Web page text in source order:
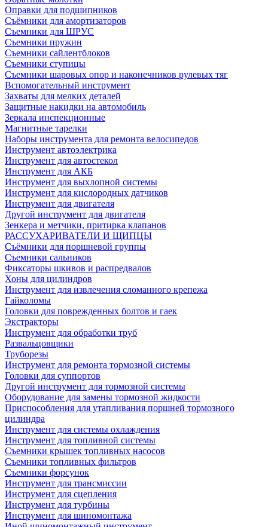
Оправки для подшипников
Съёмники для амортизаторов
Съемники для ШРУС
Съемники пружин
Съемники сайлентблоков
Съемники ступицы
Съемники шаровых опор и наконечников рулевых тяг
Вспомогательный инструмент
Захваты для мелких деталей
Защитные накидки на автомобиль
Зеркала инспекционные
Магнитные тарелки
Наборы инструмента для ремонта велосипедов
Инструмент автоэлектрика
Инструмент для автостекол
Инструмент для АКБ
Инструмент для выхлопной системы
Инструмент для кислородных датчиков
Инструмент для двигателя
Другой инструмент для двигателя
Зенкера и метчики, притирка клапанов
РАССУХАРИВАТЕЛИ И ЩИПЦЫ
Съёмники для поршневой группы
Съемники сальников
Фиксаторы шкивов и распредвалов
Хоны для цилиндров
Инструмент для извлечения сломанного крепежа
Гайколомы
Головки для поврежденных болтов и гаек
Экстракторы
Инструмент для обработки труб
Развальцовщики
Труборезы
Инструмент для ремонта тормозной системы
Головки для суппортов
Другой инструмент для тормозной системы
Оборудование для замены тормозной жидкости
Приспособления для утапливания поршней тормозного
цилиндра
Инструмент для системы охлаждения
Инструмент для топливной системы
Съемники крышек топливных насосов
Съемники топливных фильтров
Съемники форсунок
Инструмент для трансмиссии
Инструмент для сцепления
Инструмент для турбины
Инструмент для шиномонтажа